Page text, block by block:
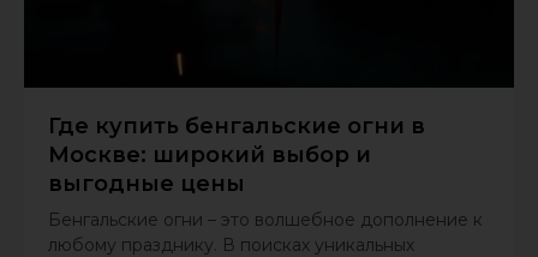
Где купить бенгальские огни в
Москве: широкий выбор и
выгодные цены
Бенгальские огни – это волшебное дополнение к
любому празднику. В поисках уникальных